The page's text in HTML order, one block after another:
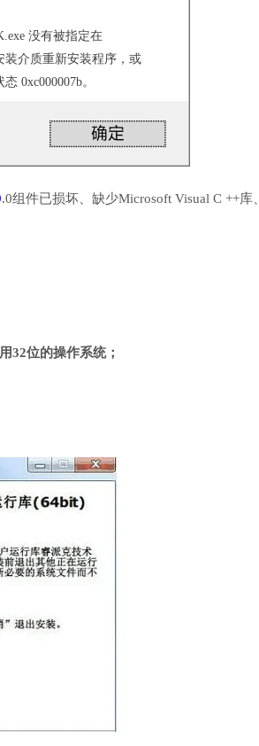
没有被指定在
装介质重新安装程序，或
0xc000007b。
.0组件已损坏、缺少Microsoft Visual C ++库
32位的操作系统；